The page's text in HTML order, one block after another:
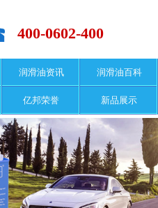
400-0602-400
润滑油资讯 润滑油百科
亿邦荣誉 新品展示